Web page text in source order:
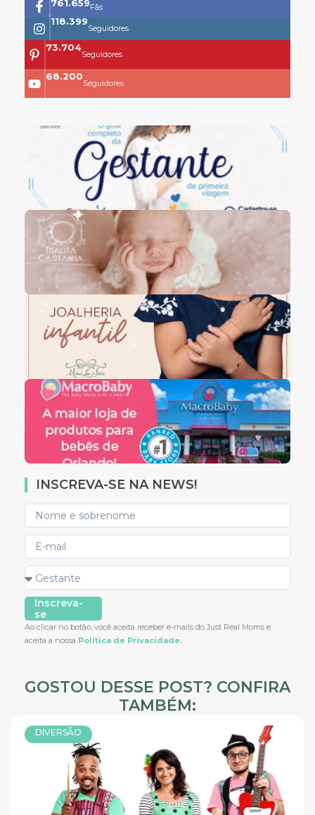
761.659Fãs
118.399
Seguidores
73.704
Seguidores
68.200
Seguidores
INSCREVA-SE NA NEWS!
Inscreva-
se
Ao clicar no botão, você aceita receber e-mails do Just Real Moms e
aceita a nossa Política de Privacidade.
GOSTOU DESSE POST? CONFIRA
TAMBÉM:
DIVERSÃO